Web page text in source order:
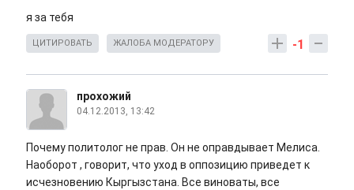
я за тебя
-1
ЦИТИРОВАТЬ ЖАЛОБА МОДЕРАТОРУ
прохожий
04.12.2013, 13:42
Почему политолог не прав. Он не оправдывает Мелиса.
Наоборот , говорит, что уход в оппозицию приведет к
исчезновению Кыргызстана. Все виноваты, все